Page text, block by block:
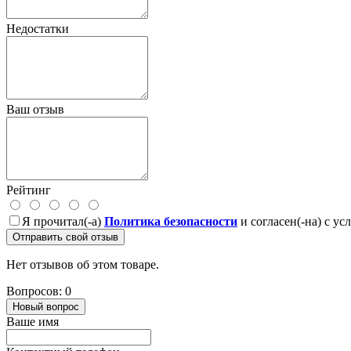
Недостатки
Ваш отзыв
Рейтинг
Я прочитал(-а) Политика безопасности и согласен(-на) с
Отправить свой отзыв
Нет отзывов об этом товаре.
Вопросов: 0
Новый вопрос
Ваше имя